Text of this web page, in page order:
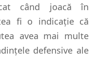
când joacă în
fi o indicație că
avea mai multe
defensive ale